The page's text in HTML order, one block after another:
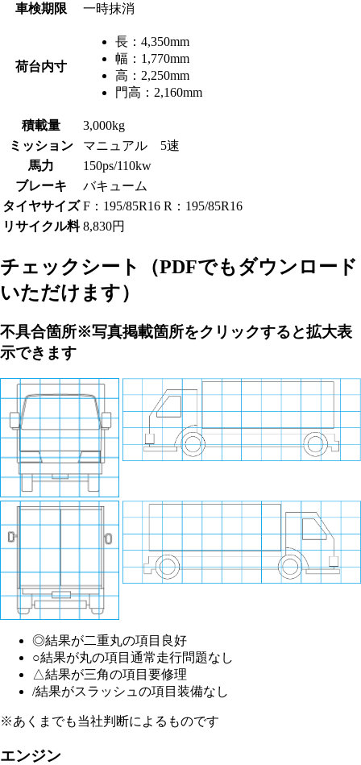
車検期限
一時抹消
荷台内寸
長： 4,350mm
幅： 1,770mm
高： 2,250mm
門高： 2,160mm
積載量
3,000kg
ミッション
マニュアル 5速
馬力
150ps/110kw
ブレーキ
バキューム
タイヤサイズ F：195/85R16 R：195/85R16
リサイクル料 8,830円
チェックシート
（PDFでもダウンロード
いただけます）
不具合箇所※写真掲載箇所をクリックすると拡大表
示できます
◎結果が二重丸の項目 良好
○結果が丸の項目 通常走行問題なし
△結果が三角の項目 要修理
/結果がスラッシュの項目 装備なし
※あくまでも当社判断によるものです
エンジン